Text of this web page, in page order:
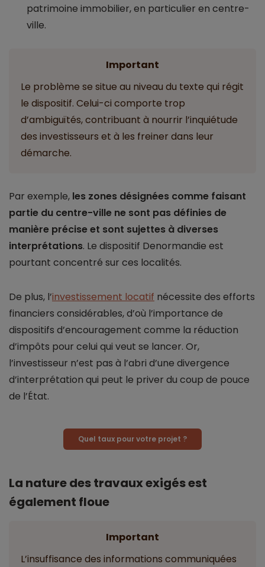
patrimoine immobilier, en particulier en centre-
ville.
Important
Le problème se situe au niveau du texte qui régit
le dispositif. Celui-ci comporte trop
d’ambiguïtés, contribuant à nourrir l’inquiétude
des investisseurs et à les freiner dans leur
démarche.
Par exemple, les zones désignées comme faisant
partie du centre-ville ne sont pas définies de
manière précise et sont sujettes à diverses
interprétations. Le dispositif Denormandie est
pourtant concentré sur ces localités.
De plus, l’investissement locatif nécessite des efforts
financiers considérables, d’où l’importance de
dispositifs d’encouragement comme la réduction
d’impôts pour celui qui veut se lancer. Or,
l’investisseur n’est pas à l’abri d’une divergence
d’interprétation qui peut le priver du coup de pouce
de l’État.
Quel taux pour votre projet ?
La nature des travaux exigés est
également floue
Important
L’insuffisance des informations communiquées